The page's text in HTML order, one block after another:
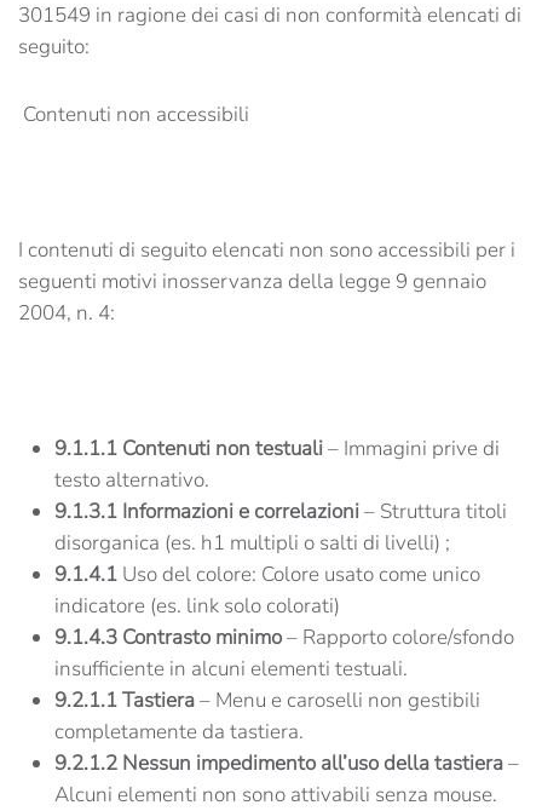
301549 in ragione dei casi di non conformità elencati di
seguito:
Contenuti non accessibili
I contenuti di seguito elencati non sono accessibili per i
seguenti motivi inosservanza della legge 9 gennaio
2004, n. 4:
9.1.1.1 Contenuti non testuali– Immagini prive di
testo alternativo.
9.1.3.1 Informazioni e correlazioni– Struttura titoli
disorganica (es. h1 multipli o salti di livelli) ;
9.1.4.1 Uso del colore: Colore usato come unico
indicatore (es. link solo colorati)
9.1.4.3 Contrasto minimo– Rapporto colore/sfondo
insufficiente in alcuni elementi testuali.
9.2.1.1 Tastiera– Menu e caroselli non gestibili
completamente da tastiera.
9.2.1.2 Nessun impedimento all’uso della tastiera–
Alcuni elementi non sono attivabili senza mouse.